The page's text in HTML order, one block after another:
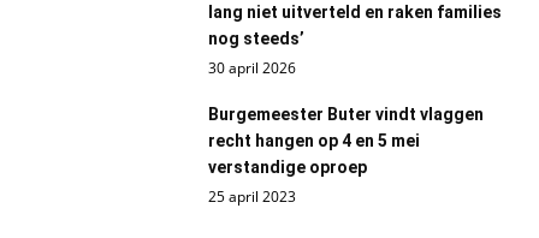
lang niet uitverteld en raken families
nog steeds’
30 april 2026
Burgemeester Buter vindt vlaggen
recht hangen op 4 en 5 mei
verstandige oproep
25 april 2023